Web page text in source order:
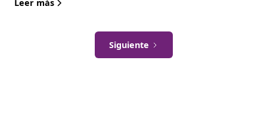
Leer más
Siguiente